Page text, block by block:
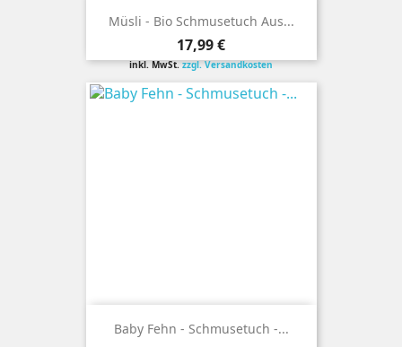
Müsli - Bio Schmusetuch Aus...
Preis
17,99 €
inkl. MwSt.zzgl. Versandkosten
Baby Fehn - Schmusetuch -...